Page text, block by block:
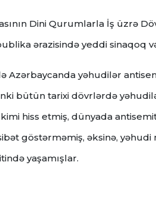
Dini Qurumlarla İş üzrə
ərazisində yeddi sinaqoq
Azərbaycanda yəhudilər
bütün tarixi dövrlərdə
hiss etmiş, dünyada
göstərməmiş, əksinə,
yaşamışlar.